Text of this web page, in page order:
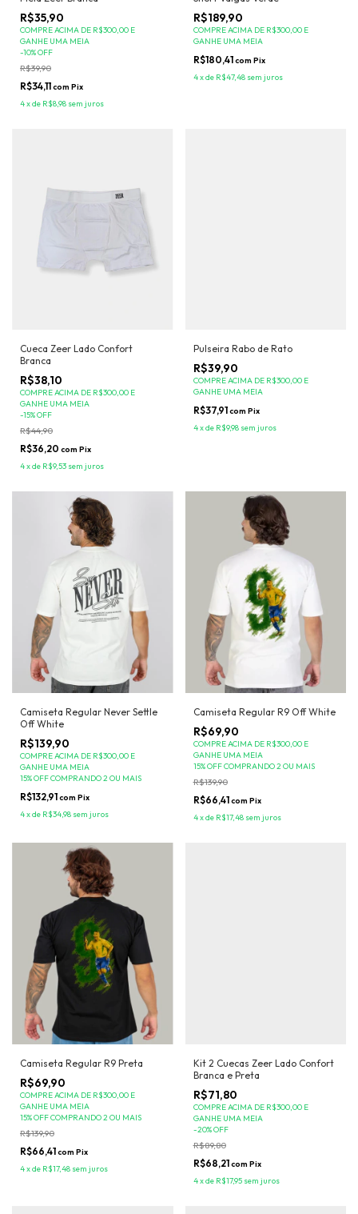
R$35,90
COMPRE ACIMA DE R$300,00 E
GANHE UMA MEIA
-10%OFF
R$39,90
R$34,11com Pix
4xde R$8,98 sem juros
R$189,90
COMPRE ACIMA DE R$300,00 E
GANHE UMA MEIA
R$180,41com Pix
4xde R$47,48 sem juros
Cueca Zeer Lado Confort
Branca
R$38,10
COMPRE ACIMA DE R$300,00 E
GANHE UMA MEIA
-15%OFF
R$44,90
R$36,20 com Pix
4xde R$9,53 sem juros
Pulseira Rabo de Rato
R$39,90
COMPRE ACIMA DE R$300,00 E
GANHE UMA MEIA
R$37,91com Pix
4xde R$9,98 sem juros
Camiseta Regular Never Settle
Off White
R$139,90
COMPRE ACIMA DE R$300,00 E
GANHE UMA MEIA
15% OFF COMPRANDO 2 OU MAIS
R$132,91com Pix
4xde R$34,98 sem juros
Camiseta Regular R9 Off White
R$69,90
COMPRE ACIMA DE R$300,00 E
GANHE UMA MEIA
15% OFF COMPRANDO 2 OU MAIS
R$139,90
R$66,41com Pix
4xde R$17,48 sem juros
Camiseta Regular R9 Preta
R$69,90
COMPRE ACIMA DE R$300,00 E
GANHE UMA MEIA
15% OFF COMPRANDO 2 OU MAIS
R$139,90
R$66,41com Pix
4xde R$17,48 sem juros
Kit 2 Cuecas Zeer Lado Confort
Branca e Preta
R$71,80
COMPRE ACIMA DE R$300,00 E
GANHE UMA MEIA
-20%OFF
R$89,80
R$68,21com Pix
4xde R$17,95 sem juros